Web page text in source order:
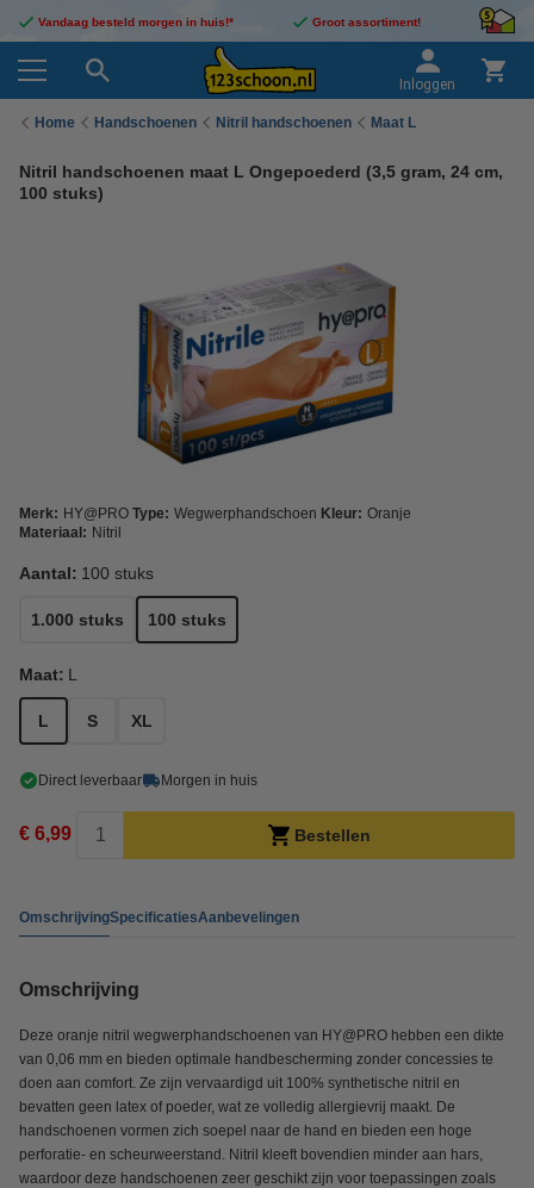
Vandaag besteld morgen in huis!* Groot assortiment!
Inloggen
Home Handschoenen Nitril handschoenen Maat L
Nitril handschoenen maat L Ongepoederd (3,5 gram, 24 cm,
100 stuks)
Merk: HY@PRO Type: Wegwerphandschoen Kleur: Oranje
Materiaal: Nitril
Aantal: 100 stuks
1.000 stuks 100 stuks
Maat: L
L S XL
Direct leverbaar Morgen in huis
€ 6,99 Bestellen
OmschrijvingSpecificatiesAanbevelingen
Omschrijving
Deze oranje nitril wegwerphandschoenen van HY@PRO hebben een dikte
van 0,06 mm en bieden optimale handbescherming zonder concessies te
doen aan comfort. Ze zijn vervaardigd uit 100% synthetische nitril en
bevatten geen latex of poeder, wat ze volledig allergievrij maakt. De
handschoenen vormen zich soepel naar de hand en bieden een hoge
perforatie- en scheurweerstand. Nitril kleeft bovendien minder aan hars,
waardoor deze handschoenen zeer geschikt zijn voor toepassingen zoals